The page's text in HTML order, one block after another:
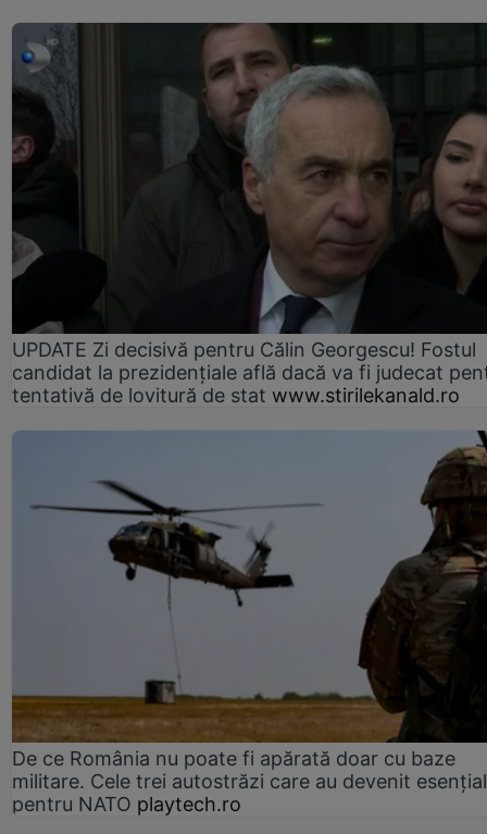
UPDATE Zi decisivă pentru Călin Georgescu! Fostul
candidat la prezidențiale află dacă va fi judecat
tentativă de lovitură de stat www.stirilekanald.ro
De ce România nu poate fi apărată doar cu baze
militare. Cele trei autostrăzi care au devenit
pentru NATO playtech.ro